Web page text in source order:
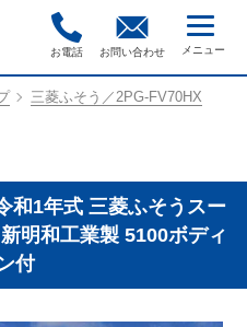
お電話 お問い合わせ
三菱ふそう／2PG-FV70HX
和1年式 三菱ふそうスー
明和工業製 5100ボディ
付